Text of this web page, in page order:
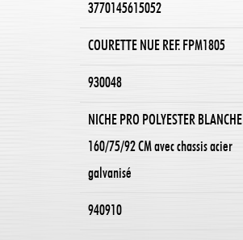
3770145615052
COURETTE NUE REF. FPM1805
930048
NICHE PRO POLYESTER BLANCHE
160/75/92 CM avec chassis acier
galvanisé
940910